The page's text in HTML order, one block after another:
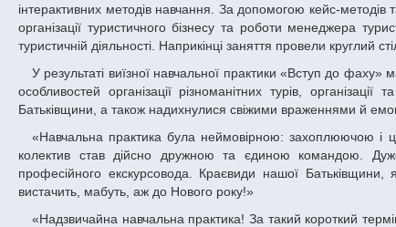
інтерактивних методів навчання. За допомогою кейс-методів
організації туристичного бізнесу та роботи менеджера
туристичній діяльності. Наприкінці заняття провели круглий
У результаті виїзної навчальної практики «Вступ до фаху» майбутні фахівці з туризму отримали наочне бачення основ екскурсійної діяльності,
особливостей організації різноманітних турів,
Батьківщини, а також надихнулися свіжими враженнями й
«Навчальна практика була неймовірною: захоплюючою і цікавою, – ділиться враженнями студентка групи ВТ-16-1 Вікторія Гуртова. – Наш
колектив став дійсно дружною та єдиною командою.
професійного екскурсовода. Краєвиди нашої
вистачить, мабуть, аж до Нового року!»
«Надзвичайна навчальна практика! За такий короткий термін ми відвідали багато нових місць – історичних, культурних та природних пам’яток